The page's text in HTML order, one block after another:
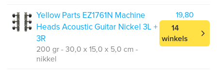
Yellow Parts EZ1761N Machine
Heads Acoustic Guitar Nickel 3L +
3R
200 gr - 30,0 x 15,0 x 5,0 cm -
nikkel
19,80
14
winkels